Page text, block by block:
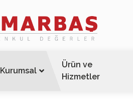
Kurumsal
Ürün ve
Hizmetler